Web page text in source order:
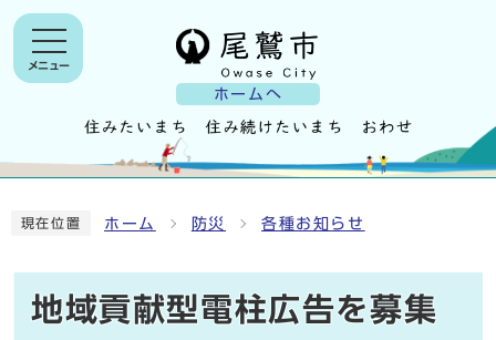
ホームへ
メニュー
現在位置 ホーム 防災 各種お知らせ
地域貢献型電柱広告を募集